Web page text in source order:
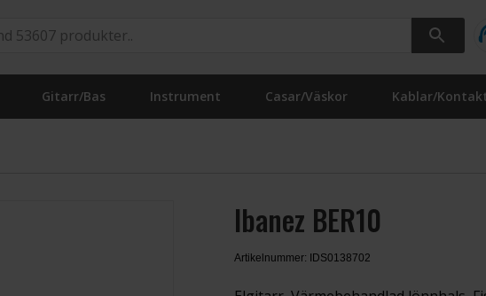
Gitarr/Bas Instrument Casar/Väskor Kablar/
Ibanez BER10
Artikelnummer: IDS0138702